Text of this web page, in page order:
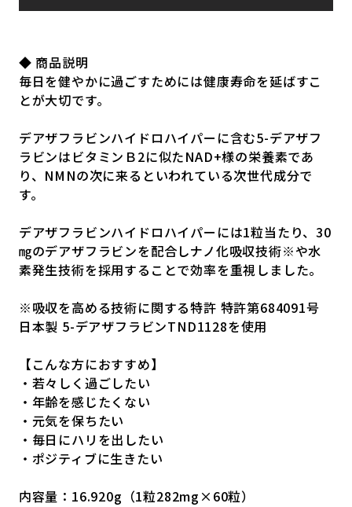
◆ 商品説明
毎日を健やかに過ごすためには健康寿命を延ばすこ
とが大切です。
デアザフラビンハイドロハイパーに含む5-デアザフ
ラビンはビタミンＢ2に似たNAD+様の栄養素であ
り、NMNの次に来るといわれている次世代成分で
す。
デアザフラビンハイドロハイパーには1粒当たり、30
㎎のデアザフラビンを配合しナノ化吸収技術※や水
素発生技術を採用することで効率を重視しました。
※吸収を高める技術に関する特許 特許第684091号
日本製 5-デアザフラビンTND1128を使用
【こんな方におすすめ】
・若々しく過ごしたい
・年齢を感じたくない
・元気を保ちたい
・毎日にハリを出したい
・ポジティブに生きたい
内容量：16.920g（1粒282mg×60粒）